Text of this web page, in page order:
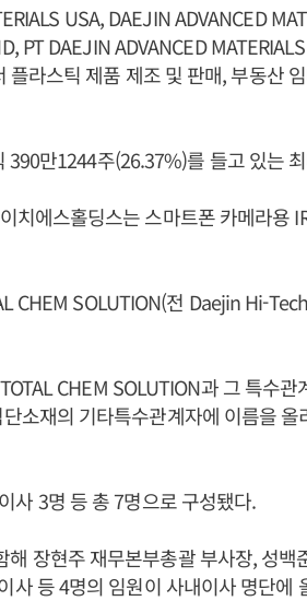
USA, DAEJIN ADVANCED
PT DAEJIN ADVANCED
라스틱 제품 제조 및 판매, 부동산
만1244주(26.37%)를 들고 있는
치에스홀딩스는 스마트폰 카메라용
CHEM SOLUTION(전 Daejin Hi-
CHEM SOLUTION과 그 특수관
소재의 기타특수관계자에 이름을 올
사 3명 등 총 7명으로 구성됐다.
장현주 재무본부총괄 부사장, 성백
사 등 4명의 임원이 사내이사 명단에